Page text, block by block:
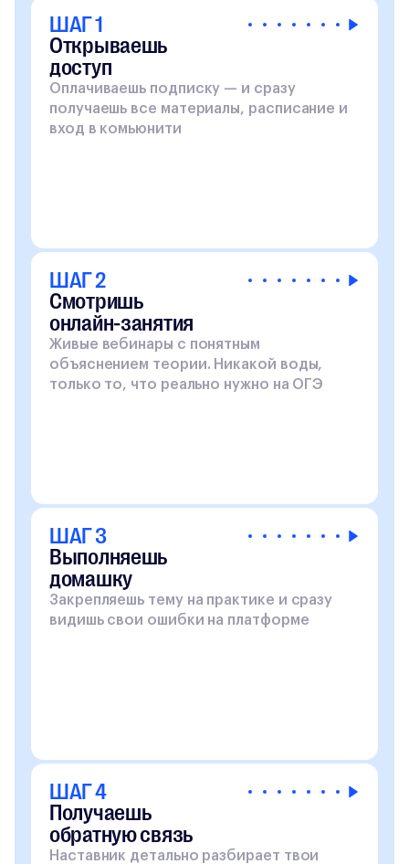
ШАГ 1
Открываешь
доступ
Оплачиваешь подписку — и сразу
получаешь все материалы, расписание и
вход в комьюнити
ШАГ 2
Смотришь
онлайн-занятия
Живые вебинары с понятным
объяснением теории. Никакой воды,
только то, что реально нужно на ОГЭ
ШАГ 3
Выполняешь
домашку
Закрепляешь тему на практике и сразу
видишь свои ошибки на платформе
ШАГ 4
Получаешь
обратную связь
Наставник детально разбирает твои